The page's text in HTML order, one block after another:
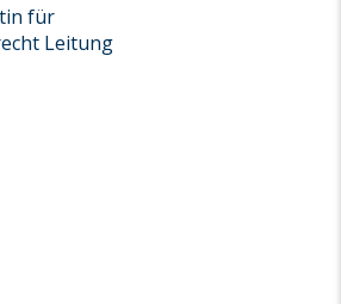
für
Leitung